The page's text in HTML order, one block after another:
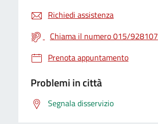
Richiedi assistenza
Chiama il numero 015/928107
Prenota appuntamento
Problemi in città
Segnala disservizio